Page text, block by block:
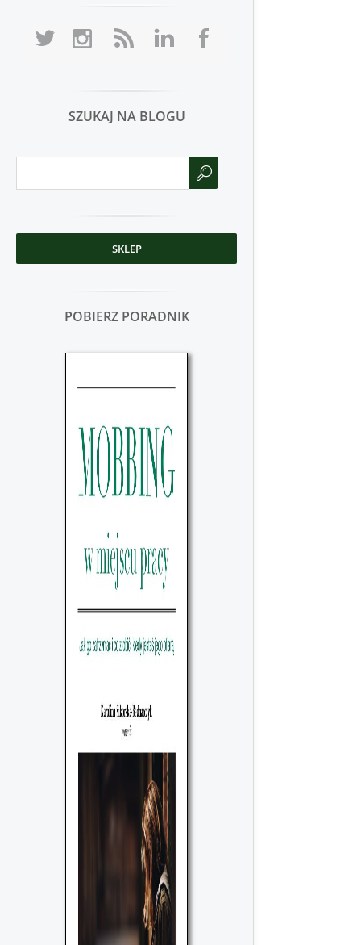
SZUKAJ NA BLOGU
SKLEP
POBIERZ PORADNIK